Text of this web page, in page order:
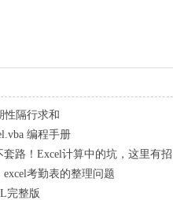
性隔行求和
编程手册
套路！Excel计算中的坑，这里有招
考勤表的整理问题
完整版